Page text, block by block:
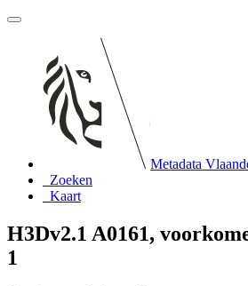
Metadata
Zoeken
Kaart
H3Dv2.1 A0161,
1